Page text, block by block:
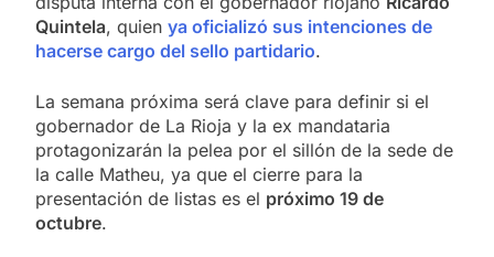
Quintela, quien ya oficializó sus intenciones de
hacerse cargo del sello partidario.
La semana próxima será clave para definir si el
gobernador de La Rioja y la ex mandataria
protagonizarán la pelea por el sillón de la sede de
la calle Matheu, ya que el cierre para la
presentación de listas es el próximo 19 de
octubre.